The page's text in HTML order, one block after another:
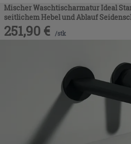
Mischer Waschtischarmatur Ideal
seitlichem Hebel und Ablauf
251,90 € /stk